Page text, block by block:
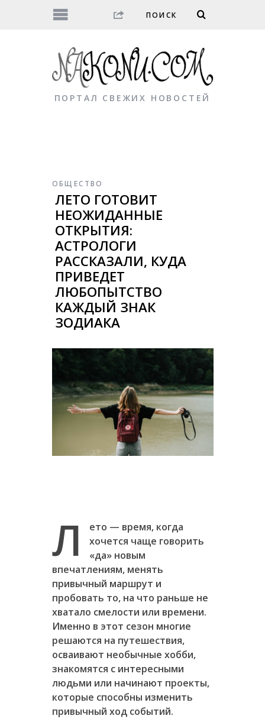
ПОРТАЛ СВЕЖИХ НОВОСТЕЙ
ОБЩЕСТВО
ЛЕТО ГОТОВИТ
НЕОЖИДАННЫЕ
ОТКРЫТИЯ:
АСТРОЛОГИ
РАССКАЗАЛИ, КУДА
ПРИВЕДЕТ
ЛЮБОПЫТСТВО
КАЖДЫЙ ЗНАК
ЗОДИАКА
Л
ето — время, когда
хочется чаще говорить
«да» новым
впечатлениям, менять
привычный маршрут и
пробовать то, на что раньше не
хватало смелости или времени.
Именно в этот сезон многие
решаются на путешествия,
осваивают необычные хобби,
знакомятся с интересными
людьми или начинают проекты,
которые способны изменить
привычный ход событий.